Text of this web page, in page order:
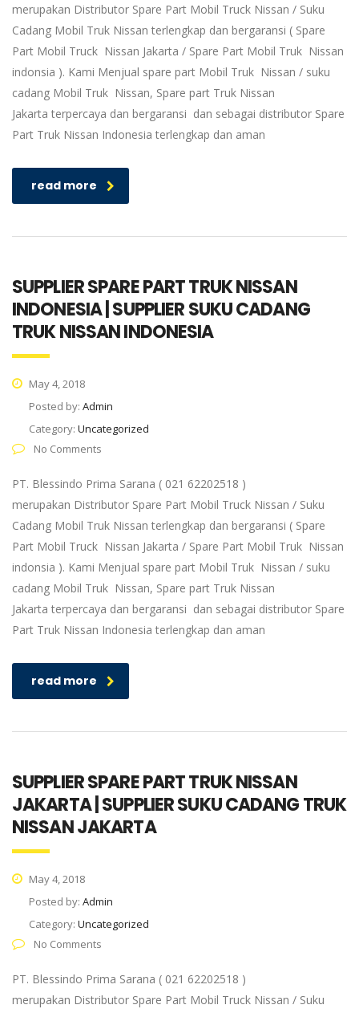
merupakan Distributor Spare Part Mobil Truck Nissan / Suku
Cadang Mobil Truk Nissan terlengkap dan bergaransi ( Spare
Part Mobil Truck Nissan Jakarta / Spare Part Mobil Truk Nissan
indonsia ). Kami Menjual spare part Mobil Truk Nissan / suku
cadang Mobil Truk Nissan, Spare part Truk Nissan
Jakarta terpercaya dan bergaransi dan sebagai distributor Spare
Part Truk Nissan Indonesia terlengkap dan aman
read more
SUPPLIER SPARE PART TRUK NISSAN
INDONESIA | SUPPLIER SUKU CADANG
TRUK NISSAN INDONESIA
May 4, 2018
Posted by: Admin
Category: Uncategorized
No Comments
PT. Blessindo Prima Sarana ( 021 62202518 )
merupakan Distributor Spare Part Mobil Truck Nissan / Suku
Cadang Mobil Truk Nissan terlengkap dan bergaransi ( Spare
Part Mobil Truck Nissan Jakarta / Spare Part Mobil Truk Nissan
indonsia ). Kami Menjual spare part Mobil Truk Nissan / suku
cadang Mobil Truk Nissan, Spare part Truk Nissan
Jakarta terpercaya dan bergaransi dan sebagai distributor Spare
Part Truk Nissan Indonesia terlengkap dan aman
read more
SUPPLIER SPARE PART TRUK NISSAN
JAKARTA | SUPPLIER SUKU CADANG TRUK
NISSAN JAKARTA
May 4, 2018
Posted by: Admin
Category: Uncategorized
No Comments
PT. Blessindo Prima Sarana ( 021 62202518 )
merupakan Distributor Spare Part Mobil Truck Nissan / Suku